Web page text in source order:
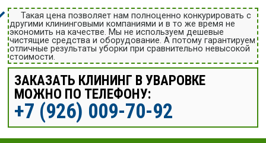
Такая цена позволяет нам полноценно конкурировать с
другими клининговыми компаниями и в то же время не
экономить на качестве. Мы не используем дешевые
чистящие средства и оборудование. А потому гарантируем
отличные результаты уборки при сравнительно невысокой
стоимости.
ЗАКАЗАТЬ КЛИНИНГ В УВАРОВКЕ
МОЖНО ПО ТЕЛЕФОНУ:
+7 (926) 009-70-92